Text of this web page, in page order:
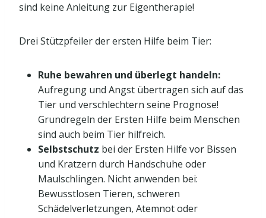
sind keine Anleitung zur Eigentherapie!
Drei Stützpfeiler der ersten Hilfe beim Tier:
Ruhe bewahren und überlegt handeln:
Aufregung und Angst übertragen sich auf das
Tier und verschlechtern seine Prognose!
Grundregeln der Ersten Hilfe beim Menschen
sind auch beim Tier hilfreich.
Selbstschutz bei der Ersten Hilfe vor Bissen
und Kratzern durch Handschuhe oder
Maulschlingen. Nicht anwenden bei:
Bewusstlosen Tieren, schweren
Schädelverletzungen, Atemnot oder